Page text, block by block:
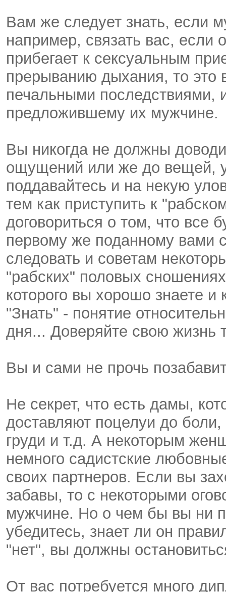
Вам же следует знать, если
например, связать вас, если
прибегает к сексуальным
прерыванию дыхания, то это
печальными последствиями,
предложившему их мужчине.
Вы никогда не должны
ощущений или же до вещей,
поддавайтесь и на некую
тем как приступить к
договориться о том, что все
первому же поданному вами
следовать и советам
"рабских" половых
которого вы хорошо знаете
"Знать" - понятие
дня... Доверяйте свою жизнь
Вы и сами не прочь
Не секрет, что есть дамы,
доставляют поцелуи до
груди и т.д. А некоторым
немного садистские
своих партнеров. Если вы
забавы, то с некоторыми
мужчине. Но о чем бы вы ни
убедитесь, знает ли он
"нет", вы должны
От вас потребуется много